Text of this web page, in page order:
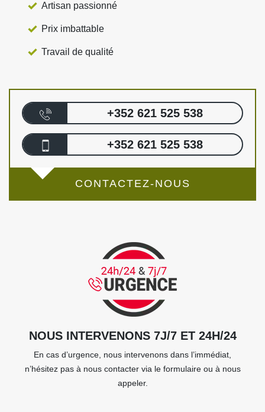
Artisan passionné
Prix imbattable
Travail de qualité
+352 621 525 538
+352 621 525 538
CONTACTEZ-NOUS
NOUS INTERVENONS 7J/7 ET 24H/24
En cas d’urgence, nous intervenons dans l’immédiat,
n’hésitez pas à nous contacter via le formulaire ou à nous
appeler.